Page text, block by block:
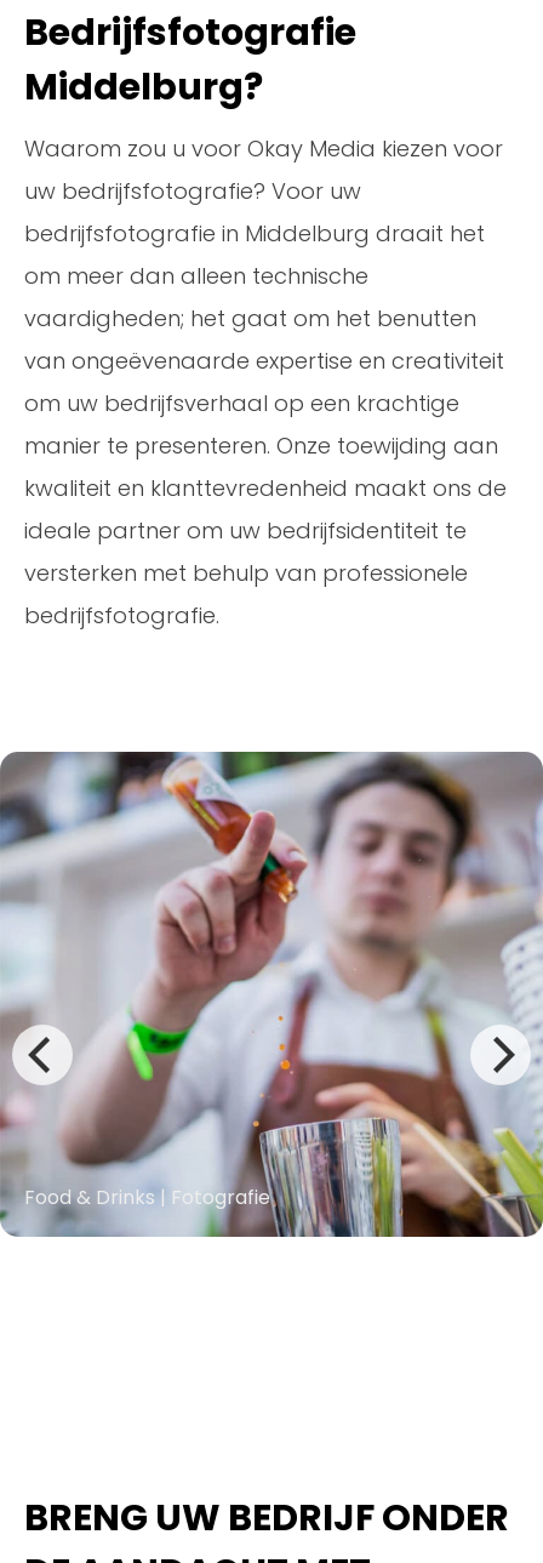
Bedrijfsfotografie
Middelburg?
Waarom zou u voor Okay Media kiezen voor
uw bedrijfsfotografie? Voor uw
bedrijfsfotografie in Middelburg draait het
om meer dan alleen technische
vaardigheden; het gaat om het benutten
van ongeëvenaarde expertise en creativiteit
om uw bedrijfsverhaal op een krachtige
manier te presenteren. Onze toewijding aan
kwaliteit en klanttevredenheid maakt ons de
ideale partner om uw bedrijfsidentiteit te
versterken met behulp van professionele
bedrijfsfotografie.
Food & Drinks | Fotografie
BRENG UW BEDRIJF ONDER